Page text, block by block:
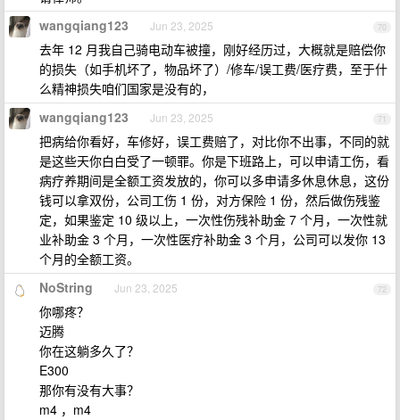
70
wangqiang123 Jun 23, 2025
去年 12 月我自己骑电动车被撞，刚好经历过，大概就是赔偿你
的损失（如手机坏了，物品坏了）/修车/误工费/医疗费，至于什
么精神损失咱们国家是没有的，
71
wangqiang123 Jun 23, 2025
把病给你看好，车修好，误工费赔了，对比你不出事，不同的就
是这些天你白白受了一顿罪。你是下班路上，可以申请工伤，看
病疗养期间是全额工资发放的，你可以多申请多休息休息，这份
钱可以拿双份，公司工伤 1 份，对方保险 1 份，然后做伤残鉴
定，如果鉴定 10 级以上，一次性伤残补助金 7 个月，一次性就
业补助金 3 个月，一次性医疗补助金 3 个月，公司可以发你 13
个月的全额工资。
72
NoString Jun 23, 2025
你哪疼？
迈腾
你在这躺多久了？
E300
那你有没有大事？
m4 ，m4